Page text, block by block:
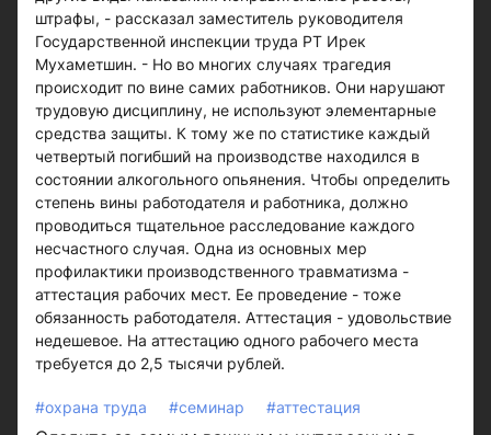
штрафы, - рассказал заместитель руководителя
Государственной инспекции труда РТ Ирек
Мухаметшин. - Но во многих случаях трагедия
происходит по вине самих работников. Они нарушают
трудовую дисциплину, не используют элементарные
средства защиты. К тому же по статистике каждый
четвертый погибший на производстве находился в
состоянии алкогольного опьянения. Чтобы определить
степень вины работодателя и работника, должно
проводиться тщательное расследование каждого
несчастного случая. Одна из основных мер
профилактики производственного травматизма -
аттестация рабочих мест. Ее проведение - тоже
обязанность работодателя. Аттестация - удовольствие
недешевое. На аттестацию одного рабочего места
требуется до 2,5 тысячи рублей.
#охрана труда #семинар #аттестация